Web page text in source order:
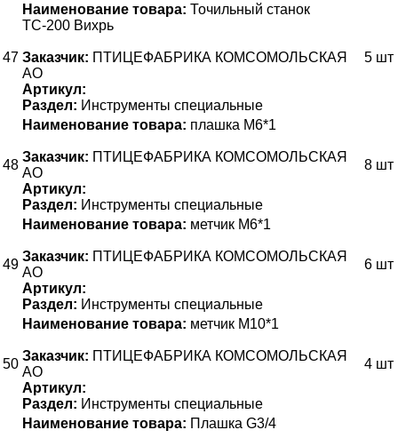
47
Наименование товара: Точильный станок
ТС-200 Вихрь
Заказчик: ПТИЦЕФАБРИКА КОМСОМОЛЬСКАЯ
АО
Артикул:
Раздел: Инструменты специальные
5 шт
48
Наименование товара: плашка М6*1
Заказчик: ПТИЦЕФАБРИКА КОМСОМОЛЬСКАЯ
АО
Артикул:
Раздел: Инструменты специальные
8 шт
49
Наименование товара: метчик М6*1
Заказчик: ПТИЦЕФАБРИКА КОМСОМОЛЬСКАЯ
АО
Артикул:
Раздел: Инструменты специальные
6 шт
50
Наименование товара: метчик М10*1
Заказчик: ПТИЦЕФАБРИКА КОМСОМОЛЬСКАЯ
АО
Артикул:
Раздел: Инструменты специальные
4 шт
Наименование товара: Плашка G3/4